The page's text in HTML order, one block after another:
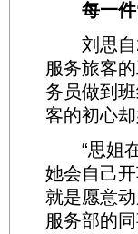
每一件“
刘思自
服务旅客
务员做到
客的初心却
“思姐在
她会自己
就是愿意
服务部的